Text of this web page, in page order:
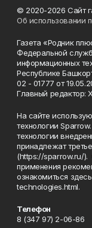
© 2020-2026 Сайт
Об использовании
Газета «Родник
Федеральной
информационных
Республике
02 - 01777 от
Главный редактор:
На сайте
технологии
технологии
принадлежат
(https://sparrow.ru/
применения
ознакомиться
technologies.html.
Телефон
8 (347 97) 2-06-86